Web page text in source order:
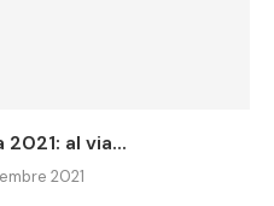
al via...
2021